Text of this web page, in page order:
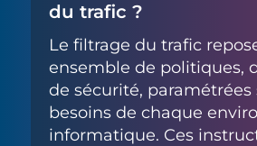
du trafic ?
Le filtrage du trafic
ensemble de politiques,
de sécurité, paramétrées
besoins de chaque
informatique. Ces